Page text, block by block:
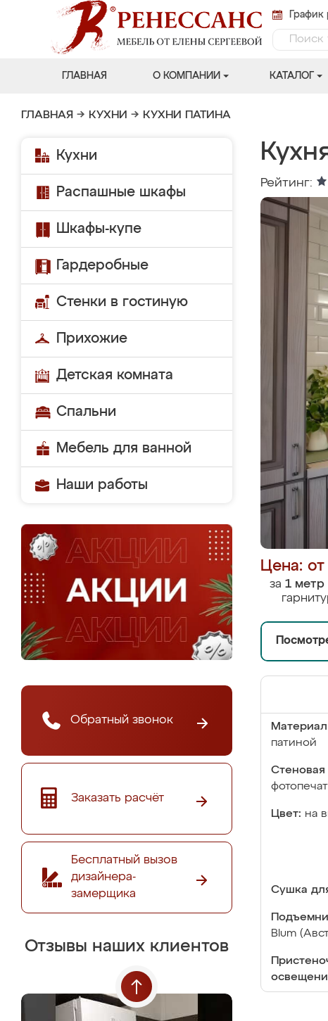
ГЛАВНАЯ О КОМПАНИИ КАТАЛОГ
ГЛАВНАЯ → КУХНИ → КУХНИ ПАТИНА
Кухни
Распашные шкафы
Шкафы-купе
Гардеробные
Стенки в гостиную
Прихожие
Детская комната
Спальни
Мебель для ванной
Наши работы
Обратный звонок
Заказать расчёт
Бесплатный вызов
дизайнера-
замерщика
Отзывы наших клиентов
Рейтинг:
Цена:
за 1 метр
патиной
Стеновая
Цвет: на
Сушка
Blum